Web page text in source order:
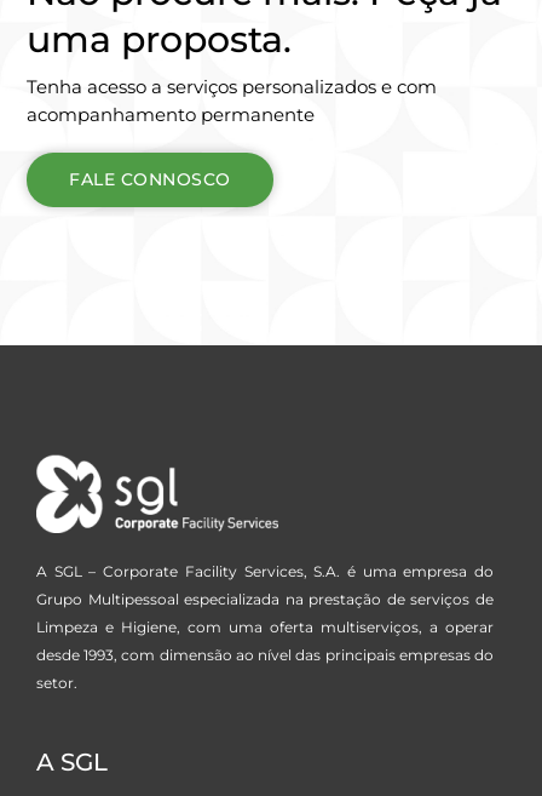
uma proposta.
Tenha acesso a serviços personalizados e com
acompanhamento permanente
FALE CONNOSCO
A SGL – Corporate Facility Services, S.A. é uma empresa do
Grupo Multipessoal especializada na prestação de serviços de
Limpeza e Higiene, com uma oferta multiserviços, a operar
desde 1993, com dimensão ao nível das principais empresas do
setor.
A SGL